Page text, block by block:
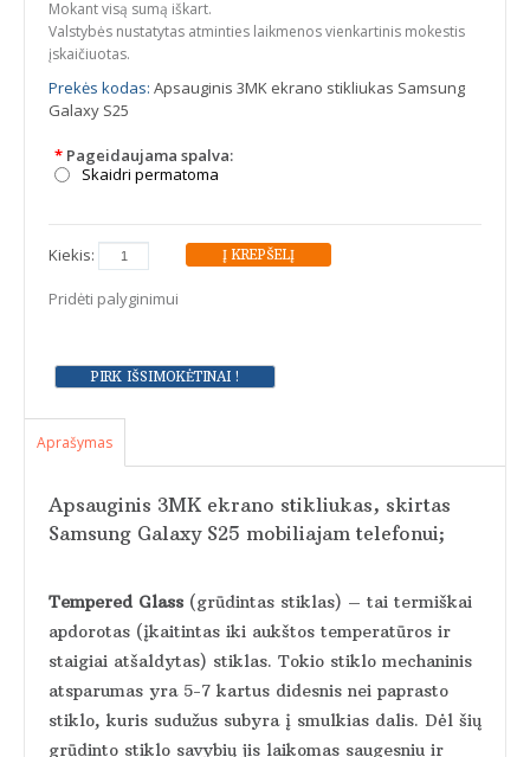
Mokant visą sumą iškart.
Valstybės nustatytas atminties laikmenos vienkartinis mokestis
įskaičiuotas.
Prekės kodas: Apsauginis 3MK ekrano stikliukas Samsung
Galaxy S25
* Pageidaujama spalva:
Skaidri permatoma
Kiekis:
Pridėti palyginimui
Aprašymas
Apsauginis 3MK ekrano stikliukas, skirtas
Samsung Galaxy S25 mobiliajam telefonui;
Tempered Glass (grūdintas stiklas) – tai termiškai
apdorotas (įkaitintas iki aukštos temperatūros ir
staigiai atšaldytas) stiklas. Tokio stiklo mechaninis
atsparumas yra 5-7 kartus didesnis nei paprasto
stiklo, kuris sudužus subyra į smulkias dalis. Dėl šių
grūdinto stiklo savybių jis laikomas saugesniu ir